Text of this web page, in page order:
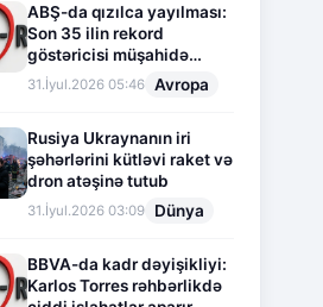
ABŞ-da qızılca yayılması:
Son 35 ilin rekord
göstəricisi müşahidə
olunur
31.İyul.2026 05:46 Avropa
Rusiya Ukraynanın iri
şəhərlərini kütləvi raket və
dron atəşinə tutub
31.İyul.2026 03:09 Dünya
BBVA-da kadr dəyişikliyi:
Karlos Torres rəhbərlikdə